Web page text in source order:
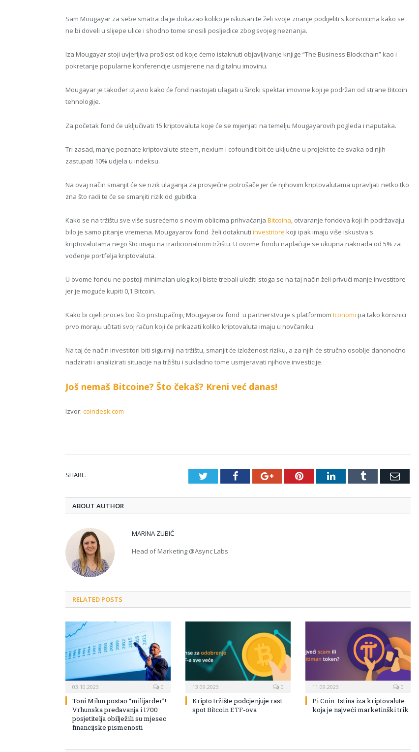
Sam Mougayar za sebe smatra da je dokazao koliko je iskusan te želi svoje znanje podijeliti s korisnicima kako se
ne bi doveli u slijepe ulice i shodno tome snosili posljedice zbog svojeg neznanja.
Iza Mougayar stoji uvjerljiva prošlost od koje ćemo istaknuti objavljivanje knjige “The Business Blockchain” kao i
pokretanje popularne konferencije usmjerene na digitalnu imovinu.
Mougayar je također izjavio kako će fond nastojati ulagati u široki spektar imovine koji je podržan od strane Bitcoin
tehnologije.
Za početak fond će uključivati 15 kriptovaluta koje će se mijenjati na temelju Mougayarovih pogleda i naputaka.
Tri zasad, manje poznate kriptovalute steem, nexium i cofoundit bit će uključne u projekt te će svaka od njih
zastupati 10% udjela u indeksu.
Na ovaj način smanjit će se rizik ulaganja za prosječne potrošače jer će njihovim kriptovalutama upravljati netko tko
zna što radi te će se smanjiti rizik od gubitka.
Kako se na tržištu sve više susrećemo s novim oblicima prihvaćanja Bitcoina, otvaranje fondova koji ih podržavaju
bilo je samo pitanje vremena. Mougayarov fond želi dotaknuti investitore koji ipak imaju više iskustva s
kriptovalutama nego što imaju na tradicionalnom tržištu. U ovome fondu naplaćuje se ukupna naknada od 5% za
vođenje portfelja kriptovaluta.
U ovome fondu ne postoji minimalan ulog koji biste trebali uložiti stoga se na taj način želi privući manje investitore
jer je moguće kupiti 0,1 Bitcoin.
Kako bi cijeli proces bio što pristupačniji, Mougayarov fond u partnerstvu je s platformom Iconomi pa tako korisnici
prvo moraju učitati svoj račun koji će prikazati koliko kriptovaluta imaju u novčaniku.
Na taj će način investitori biti sigurniji na tržištu, smanjit će izloženost riziku, a za njih će stručno osoblje danonoćno
nadzirati i analizirati situacije na tržištu i sukladno tome usmjeravati njihove investicije.
Još nemaš Bitcoine? Što čekaš? Kreni već danas!
Izvor: coindesk.com
SHARE. TwitterFacebookGoogle+PinterestLinkedInTumblr Email
ABOUT AUTHOR
MARINA ZUBIĆ
Head of Marketing @Async Labs
RELATED POSTS
03.10.2023 0
Toni Milun postao “milijarder”!
Vrhunska predavanja i 1700
posjetitelja obilježili su mjesec
financijske pismenosti
13.09.2023 0
Kripto tržište podcjenjuje rast
spot Bitcoin ETF-ova
11.09.2023 0
Pi Coin: Istina iza kriptovalute
koja je najveći marketinški trik